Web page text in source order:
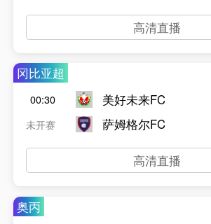
高清直播
冈比亚超
00:30
未开赛
美好未来FC
萨姆格尔FC
高清直播
奥丙